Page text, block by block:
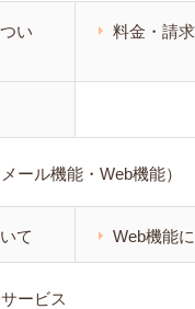
い
料金・請
ール機能・Web機能）
て Web機能
ービス